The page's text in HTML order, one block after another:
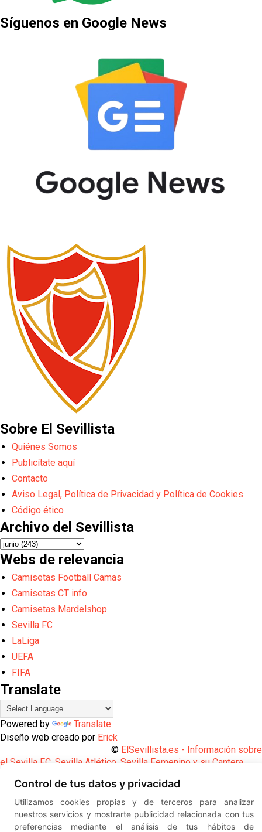
Síguenos en Google News
Sobre El Sevillista
Quiénes Somos
Publicítate aquí
Contacto
Aviso Legal, Política de Privacidad y Política de Cookies
Código ético
Archivo del Sevillista
Webs de relevancia
Camisetas Football Camas
Camisetas CT info
Camisetas Mardelshop
Sevilla FC
LaLiga
UEFA
FIFA
Translate
Powered by
Translate
Diseño web creado por Erick
© ElSevillista.es - Información sobre
el Sevilla FC, Sevilla Atlético, Sevilla Femenino y su Cantera
Control de tus datos y privacidad
Utilizamos cookies propias y de terceros para analizar
nuestros servicios y mostrarte publicidad relacionada con tus
preferencias mediante el análisis de tus hábitos de